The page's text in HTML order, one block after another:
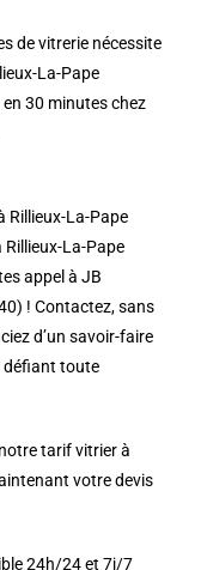
de vitrerie nécessite
La-Pape
30 minutes chez
Rillieux-La-Pape
La-Pape
appel à JB
! Contactez, sans
d’un savoir-faire
défiant toute
tarif vitrier à
votre devis
24h/24 et 7j/7